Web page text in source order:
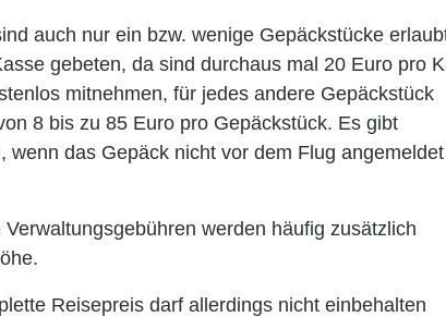
auch nur ein bzw. wenige Gepäckstücke
gebeten, da sind durchaus mal 20 Euro pro
mitnehmen, für jedes andere Gepäckstück
8 bis zu 85 Euro pro Gepäckstück. Es gibt
das Gepäck nicht vor dem Flug angemeldet
werden häufig zusätzlich
Reisepreis darf allerdings nicht einbehalten